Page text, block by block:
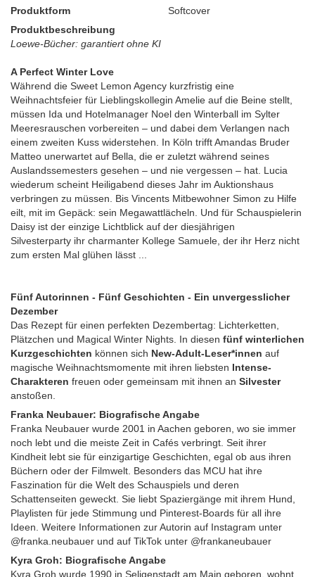
Produktform
Softcover
Produktbeschreibung
Loewe-Bücher: garantiert ohne KI
A Perfect Winter Love
Während die Sweet Lemon Agency kurzfristig eine
Weihnachtsfeier für Lieblingskollegin Amelie auf die Beine stellt,
müssen Ida und Hotelmanager Noel den Winterball im Sylter
Meeresrauschen vorbereiten – und dabei dem Verlangen nach
einem zweiten Kuss widerstehen. In Köln trifft Amandas Bruder
Matteo unerwartet auf Bella, die er zuletzt während seines
Auslandssemesters gesehen – und nie vergessen – hat. Lucia
wiederum scheint Heiligabend dieses Jahr im Auktionshaus
verbringen zu müssen. Bis Vincents Mitbewohner Simon zu Hilfe
eilt, mit im Gepäck: sein Megawattlächeln. Und für Schauspielerin
Daisy ist der einzige Lichtblick auf der diesjährigen
Silvesterparty ihr charmanter Kollege Samuele, der ihr Herz nicht
zum ersten Mal glühen lässt ...
Fünf Autorinnen - Fünf Geschichten - Ein unvergesslicher
Dezember
Das Rezept für einen perfekten Dezembertag: Lichterketten,
Plätzchen und Magical Winter Nights. In diesen fünf winterlichen
Kurzgeschichten können sich New-Adult-Leser*innen auf
magische Weihnachtsmomente mit ihren liebsten Intense-
Charakteren freuen oder gemeinsam mit ihnen an Silvester
anstoßen.
Franka Neubauer: Biografische Angabe
Franka Neubauer wurde 2001 in Aachen geboren, wo sie immer
noch lebt und die meiste Zeit in Cafés verbringt. Seit ihrer
Kindheit lebt sie für einzigartige Geschichten, egal ob aus ihren
Büchern oder der Filmwelt. Besonders das MCU hat ihre
Faszination für die Welt des Schauspiels und deren
Schattenseiten geweckt. Sie liebt Spaziergänge mit ihrem Hund,
Playlisten für jede Stimmung und Pinterest-Boards für all ihre
Ideen. Weitere Informationen zur Autorin auf Instagram unter
@franka.neubauer und auf TikTok unter @frankaneubauer
Kyra Groh: Biografische Angabe
Kyra Groh wurde 1990 in Seligenstadt am Main geboren, wohnt